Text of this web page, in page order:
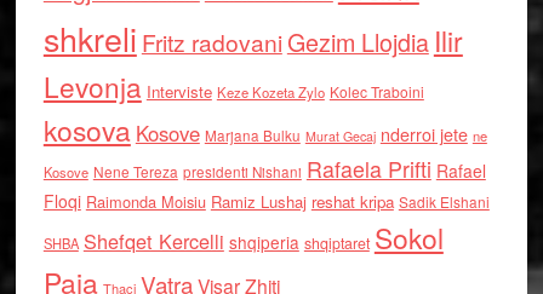
shkreli Fritz radovaniGezim Llojdia Ilir
Levonja Interviste Keze Kozeta Zylo Kolec Traboini
kosova Kosove Marjana Bulku Murat Gecaj nderroi jete ne
Kosove Nene Tereza presidenti Nishani Rafaela Prifti Rafael
Floqi Raimonda Moisiu Ramiz Lushaj reshat kripa Sadik Elshani
SHBA Shefqet Kercelli shqiperia shqiptaret Sokol
Paja Thaci VatraVisar Zhiti